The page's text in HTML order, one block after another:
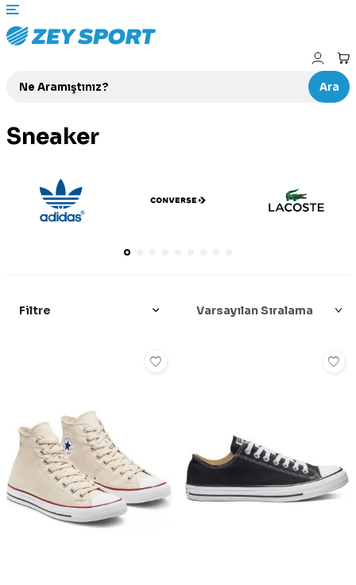
Ara
Sneaker
Filtre